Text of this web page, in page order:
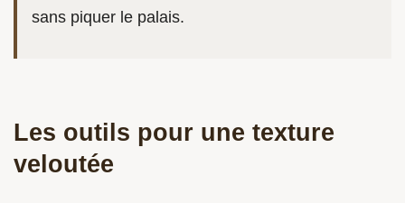
sans piquer le palais.
Les outils pour une texture
veloutée